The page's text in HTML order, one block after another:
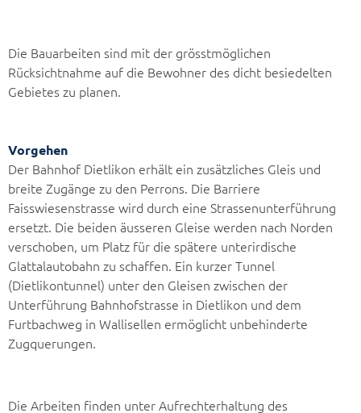
Die Bauarbeiten sind mit der grösstmöglichen
Rücksichtnahme auf die Bewohner des dicht besiedelten
Gebietes zu planen.
Vorgehen
Der Bahnhof Dietlikon erhält ein zusätzliches Gleis und
breite Zugänge zu den Perrons. Die Barriere
Faisswiesenstrasse wird durch eine Strassenunterführung
ersetzt. Die beiden äusseren Gleise werden nach Norden
verschoben, um Platz für die spätere unterirdische
Glattalautobahn zu schaffen. Ein kurzer Tunnel
(Dietlikontunnel) unter den Gleisen zwischen der
Unterführung Bahnhofstrasse in Dietlikon und dem
Furtbachweg in Wallisellen ermöglicht unbehinderte
Zugquerungen.
Die Arbeiten finden unter Aufrechterhaltung des